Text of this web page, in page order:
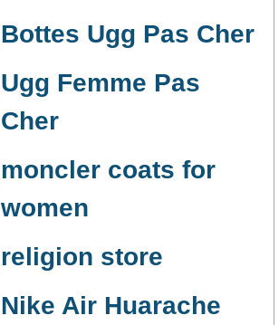
Bottes Ugg Pas Cher
Ugg Femme Pas
Cher
moncler coats for
women
religion store
Nike Air Huarache